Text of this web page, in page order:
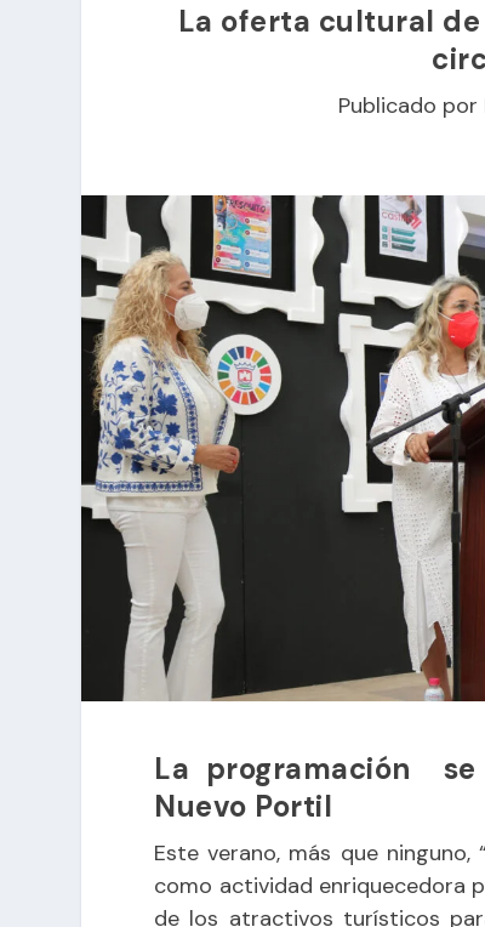
La oferta cultural
Publicado por
La programación
Nuevo Portil
Este verano, más que
como actividad enriquecedora
de los atractivos turísticos